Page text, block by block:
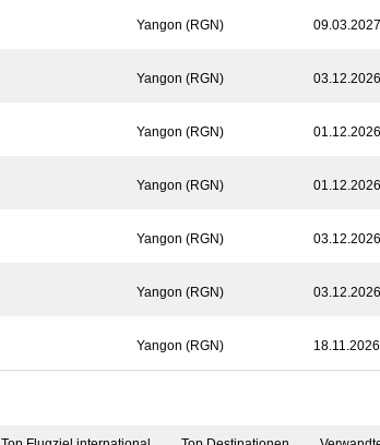
Yangon (RGN)
Yangon (RGN)
Yangon (RGN)
Yangon (RGN)
Yangon (RGN)
Yangon (RGN)
Yangon (RGN)